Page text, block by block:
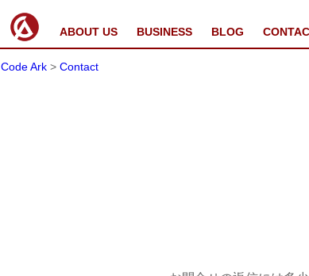
ABOUT US BUSINESS BLOG
Code Ark > Contact